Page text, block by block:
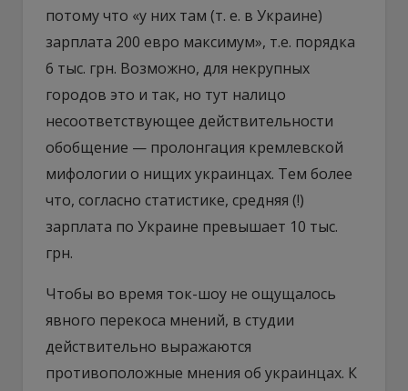
потому что «у них там (т. е. в Украине)
зарплата 200 евро максимум», т.е. порядка
6 тыс. грн. Возможно, для некрупных
городов это и так, но тут налицо
несоответствующее действительности
обобщение — пролонгация кремлевской
мифологии о нищих украинцах. Тем более
что, согласно статистике, средняя (!)
зарплата по Украине превышает 10 тыс.
грн.
Чтобы во время ток-шоу не ощущалось
явного перекоса мнений, в студии
действительно выражаются
противоположные мнения об украинцах. К